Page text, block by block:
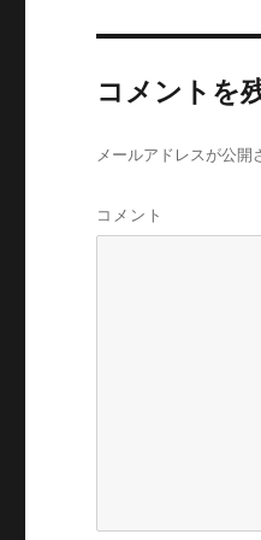
コメントを
メールアドレスが公開
コメント